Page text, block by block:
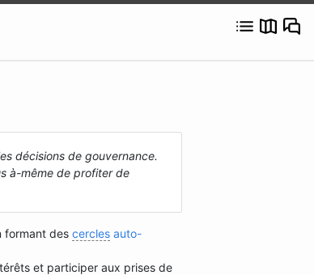
décisions de gouvernance.
à-même de profiter de
formant des cercles auto-
et participer aux prises de